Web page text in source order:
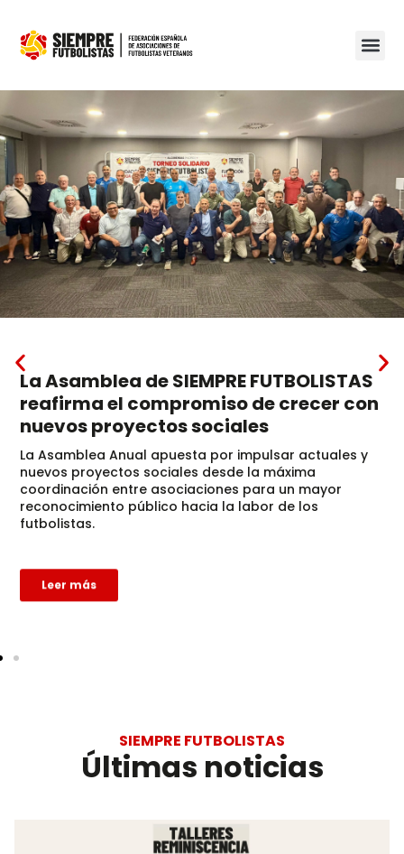
La Asamblea de SIEMPRE FUTBOLISTAS
reafirma el compromiso de crecer con
nuevos proyectos sociales
La Asamblea Anual apuesta por impulsar actuales y
nuevos proyectos sociales desde la máxima
coordinación entre asociaciones para un mayor
reconocimiento público hacia la labor de los
futbolistas.
Leer más
SIEMPRE FUTBOLISTAS
Últimas noticias